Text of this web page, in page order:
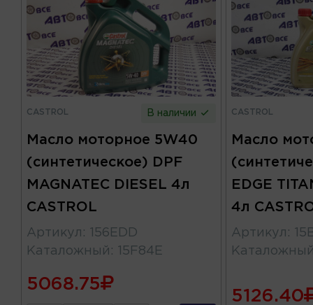
CASTROL В наличии
Масло моторное 5W40
(синтетическое) DPF
MAGNATEC DIESEL 4л
CASTROL
Артикул :
156EDD
Каталожный : 15F84E
5068.75
CASTROL
Масло
EDGE
4л
Артикул :
5126.40